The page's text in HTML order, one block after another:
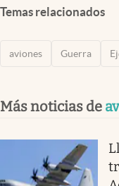
Temas relacionados
aviones Guerra
Más noticias de